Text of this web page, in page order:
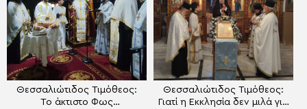
Θεσσαλιώτιδος Τιμόθεος:
Το άκτιστο Φως
Θεσσαλιώτιδος Τιμόθεος:
Γιατί η Εκκλησία δεν μιλά για